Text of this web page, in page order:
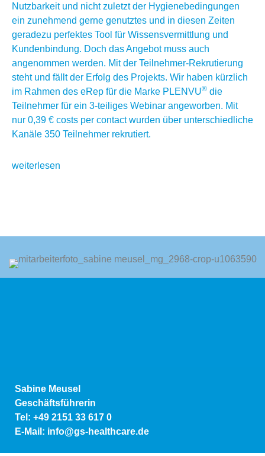
Nutzbarkeit und nicht zuletzt der Hygienebedingungen
ein zunehmend gerne genutztes und in diesen Zeiten
geradezu perfektes Tool für Wissensvermittlung und
Kundenbindung. Doch das Angebot muss auch
angenommen werden. Mit der Teilnehmer-Rekrutierung
steht und fällt der Erfolg des Projekts. Wir haben kürzlich
im Rahmen des eRep für die Marke PLENVU® die
Teilnehmer für ein 3-teiliges Webinar angeworben. Mit
nur 0,39 € costs per contact wurden über unterschiedliche
Kanäle 350 Teilnehmer rekrutiert.
weiterlesen
Sabine Meusel
Geschäftsführerin
Tel: +49 2151 33 617 0
E-Mail: info@gs-healthcare.de